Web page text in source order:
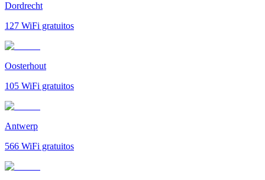
Dordrecht
127 WiFi gratuitos
Oosterhout
105 WiFi gratuitos
Antwerp
566 WiFi gratuitos